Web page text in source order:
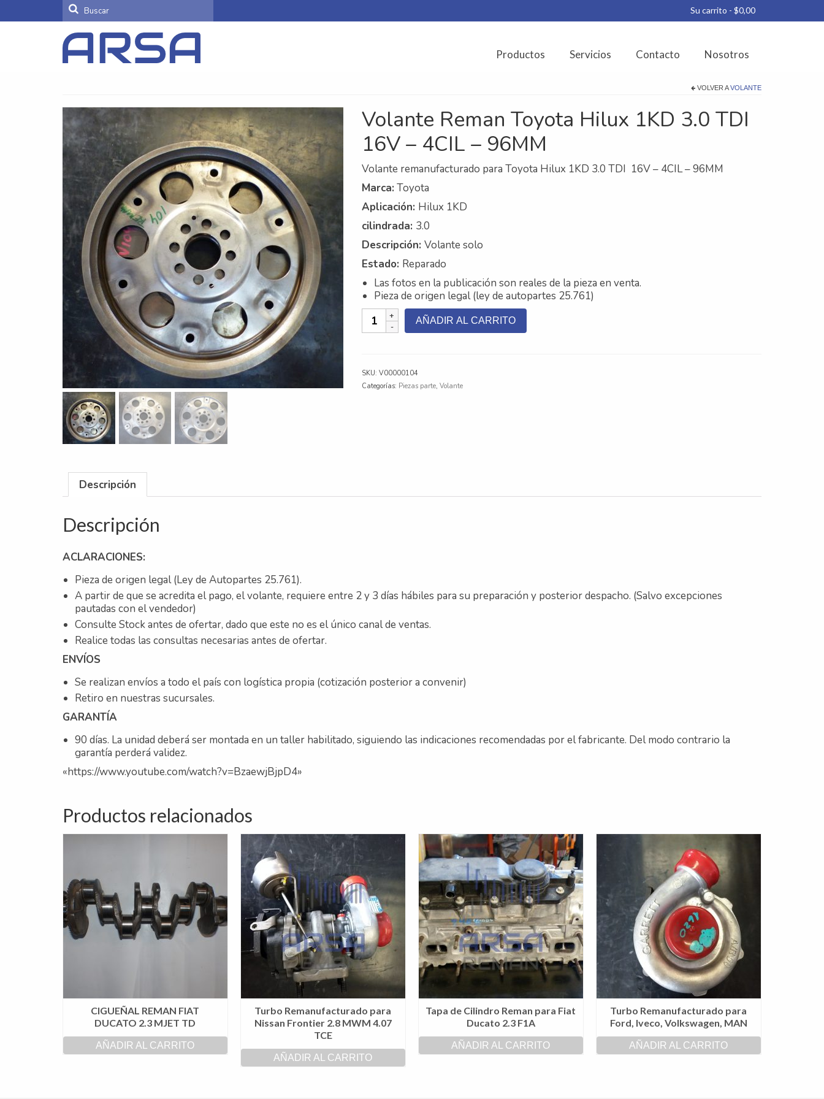
Su carrito - $0,00
Buscar
por:
Productos Servicios Contacto Nosotros
VOLVER AVOLANTE
Volante Reman Toyota Hilux 1KD 3.0 TDI
16V – 4CIL – 96MM
Volante remanufacturado para Toyota Hilux 1KD 3.0 TDI 16V – 4CIL – 96MM
Marca: Toyota
Aplicación: Hilux 1KD
cilindrada: 3.0
Descripción: Volante solo
Estado: Reparado
Las fotos en la publicación son reales de la pieza en venta.
Pieza de origen legal (ley de autopartes 25.761)
Volante
Reman
3.0
TDI
AÑADIR AL CARRITO
SKU: V00000104
Categorías: Piezas parte, Volante
Descripción
Descripción
ACLARACIONES:
Pieza de origen legal (Ley de Autopartes 25.761).
A partir de que se acredita el pago, el volante, requiere entre 2 y 3 días hábiles para su preparación y posterior despacho. (Salvo excepciones
pautadas con el vendedor)
Consulte Stock antes de ofertar, dado que este no es el único canal de ventas.
Realice todas las consultas necesarias antes de ofertar.
ENVÍOS
Se realizan envíos a todo el país con logística propia (cotización posterior a convenir)
Retiro en nuestras sucursales.
GARANTÍA
90 días. La unidad deberá ser montada en un taller habilitado, siguiendo las indicaciones recomendadas por el fabricante. Del modo contrario la
garantía perderá validez.
«https://www.youtube.com/watch?v=BzaewjBjpD4»
Productos relacionados
CIGUEÑAL REMAN FIAT
DUCATO 2.3 MJET TD
AÑADIR AL CARRITO
Turbo Remanufacturado para
Nissan Frontier 2.8 MWM 4.07
TCE
AÑADIR AL CARRITO
Tapa de Cilindro Reman para Fiat
Ducato 2.3 F1A
AÑADIR AL CARRITO
Turbo Remanufacturado para
Ford, Iveco, Volkswagen, MAN
AÑADIR AL CARRITO